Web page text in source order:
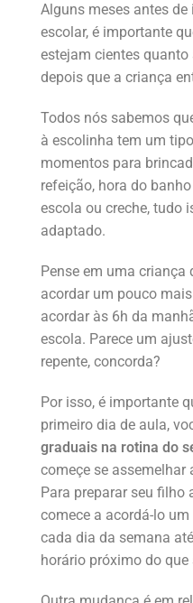
Alguns meses antes
escolar, é importante
estejam cientes
depois que a criança
Todos nós sabemos
à escolinha tem um
momentos para
refeição, hora do
escola ou creche, tudo
adaptado.
Pense em uma criança
acordar um pouco
acordar às 6h da
escola. Parece um
repente, concorda?
Por isso, é importante
primeiro dia de aula,
graduais na rotina do
começe se assemelhar
Para preparar seu filho
comece a acordá-lo
cada dia da semana
horário próximo do